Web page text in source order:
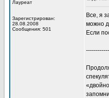
Лауреат
Зарегистрирован:
28.08.2008
Сообщения: 501
Все, я
можно
Если